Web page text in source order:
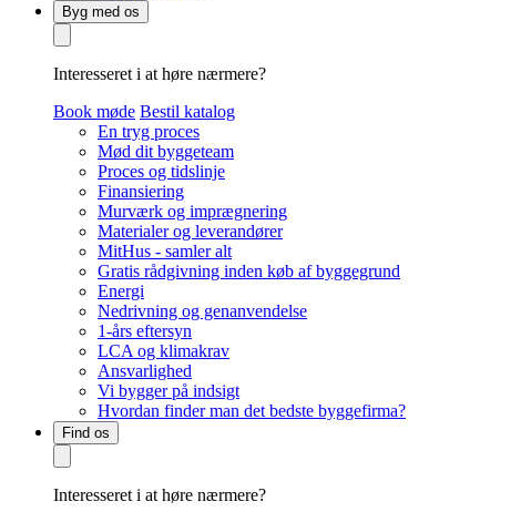
Byg med os
Interesseret i at høre nærmere?
Book møde Bestil katalog
En tryg proces
Mød dit byggeteam
Proces og tidslinje
Finansiering
Murværk og imprægnering
Materialer og leverandører
MitHus - samler alt
Gratis rådgivning inden køb af byggegrund
Energi
Nedrivning og genanvendelse
1-års eftersyn
LCA og klimakrav
Ansvarlighed
Vi bygger på indsigt
Hvordan finder man det bedste byggefirma?
Find os
Interesseret i at høre nærmere?